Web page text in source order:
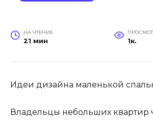
НА ЧТЕНИЕ
21 мин 1к.
Идеи дизайна маленькой
Владельцы небольших квартир